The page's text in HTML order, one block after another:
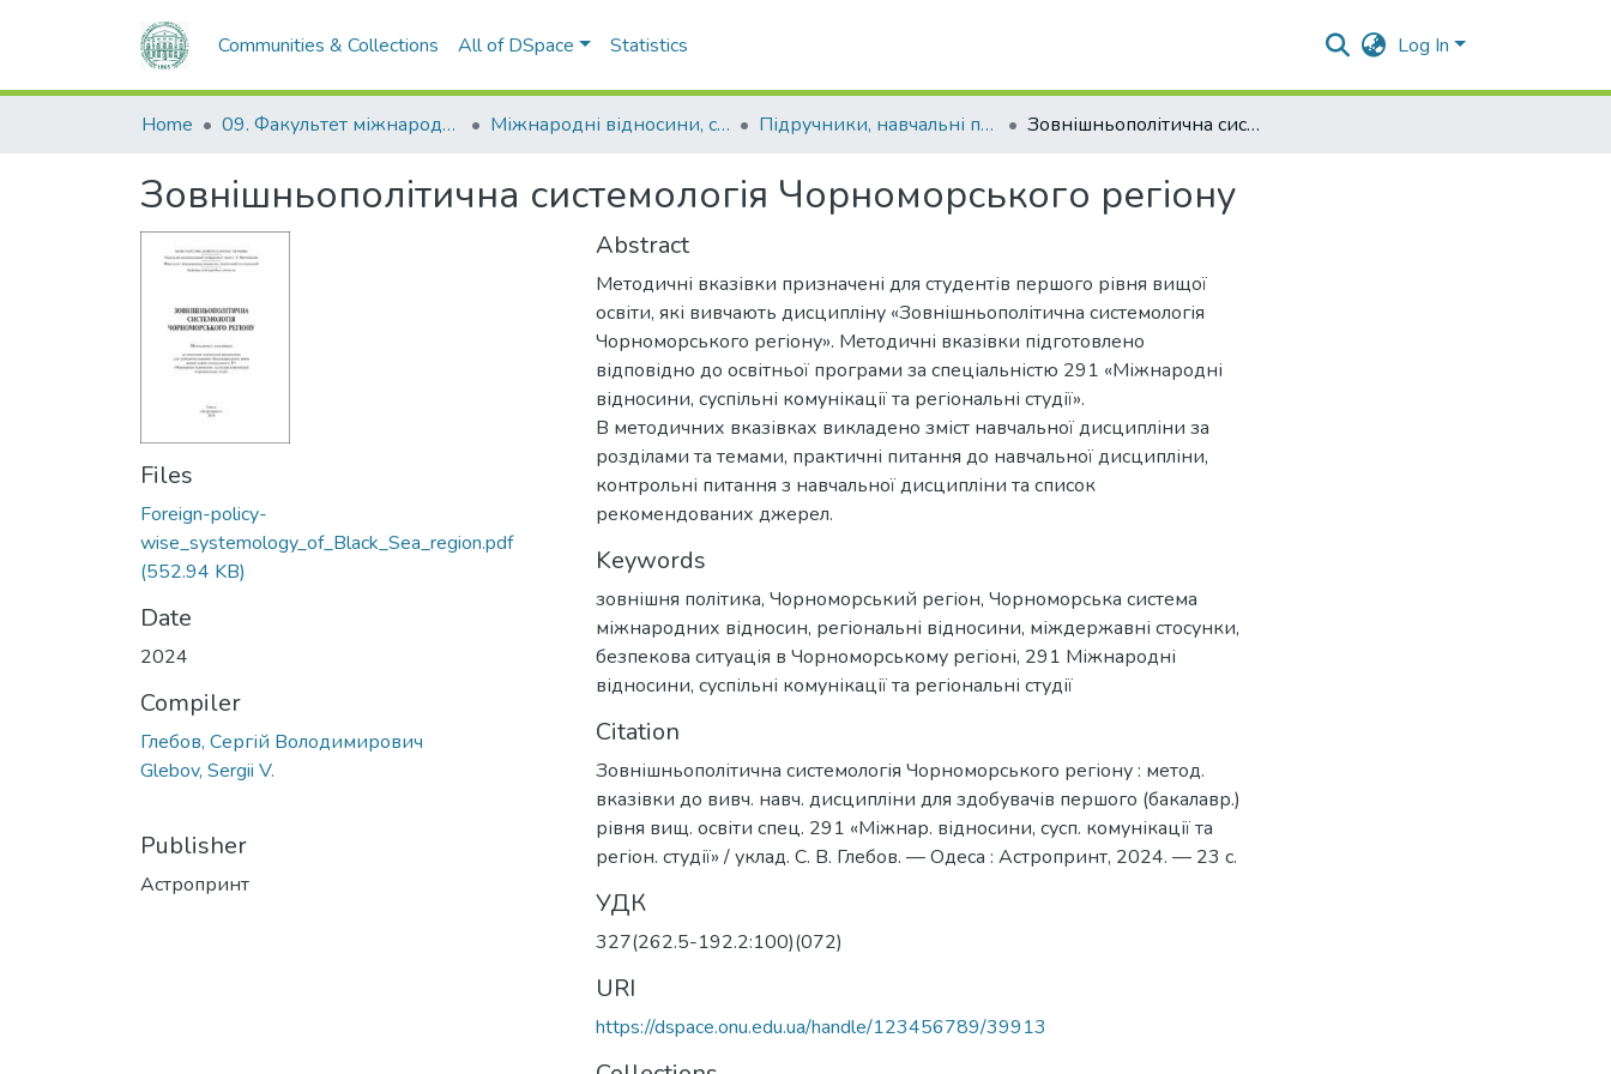
Communities & Collections All of DSpace Statistics Log In
Home 09. Факультет міжнародних відносин, політології та соціології Міжнародні відносини, суспільні комунікації та регіональні студії Підручники, навчальні посібники та інші науково- та навчально-методичні праці ФМВПС (Міжнародні відносини, суспільні комунікації та регіональні студії) Зовнішньополітична системологія Чорноморського регіону
Зовнішньополітична системологія Чорноморського регіону
Files
Foreign-policy-
wise_systemology_of_Black_Sea_region.pdf
(552.94 KB)
Date
2024
Compiler
Глебов, Сергій Володимирович
Glebov, Sergii V.
Publisher
Астропринт
Abstract
Методичні вказівки призначені для студентів першого рівня вищої
освіти, які вивчають дисципліну «Зовнішньополітична системологія
Чорноморського регіону». Методичні вказівки підготовлено
відповідно до освітньої програми за спеціальністю 291 «Міжнародні
відносини, суспільні комунікації та регіональні студії».
В методичних вказівках викладено зміст навчальної дисципліни за
розділами та темами, практичні питання до навчальної дисципліни,
контрольні питання з навчальної дисципліни та список
рекомендованих джерел.
Keywords
зовнішня політика, Чорноморський регіон, Чорноморська система
міжнародних відносин, регіональні відносини, міждержавні стосунки,
безпекова ситуація в Чорноморському регіоні, 291 Міжнародні
відносини, суспільні комунікації та регіональні студії
Citation
Зовнішньополітична системологія Чорноморського регіону : метод.
вказівки до вивч. навч. дисципліни для здобувачів першого (бакалавр.)
рівня вищ. освіти спец. 291 «Міжнар. відносини, сусп. комунікації та
регіон. студії» / уклад. С. В. Глебов. — Одеса : Астропринт, 2024. — 23 с.
УДК
327(262.5-192.2:100)(072)
URI
https://dspace.onu.edu.ua/handle/123456789/39913